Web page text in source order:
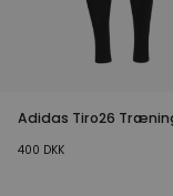
Adidas Tiro26
400 DKK